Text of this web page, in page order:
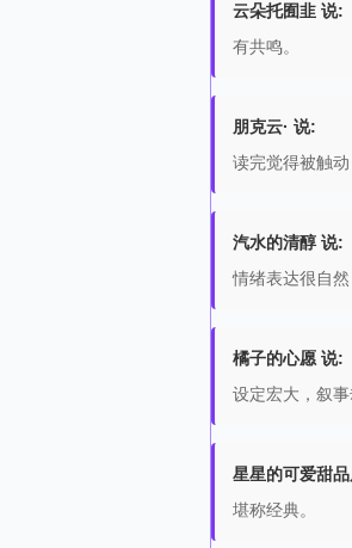
云朵托囿韭 说:
有共鸣。
朋克云· 说:
读完觉得被触动
汽水的清醇 说:
情绪表达很自然
橘子的心愿 说:
设定宏大，叙事
星星的可爱甜
堪称经典。